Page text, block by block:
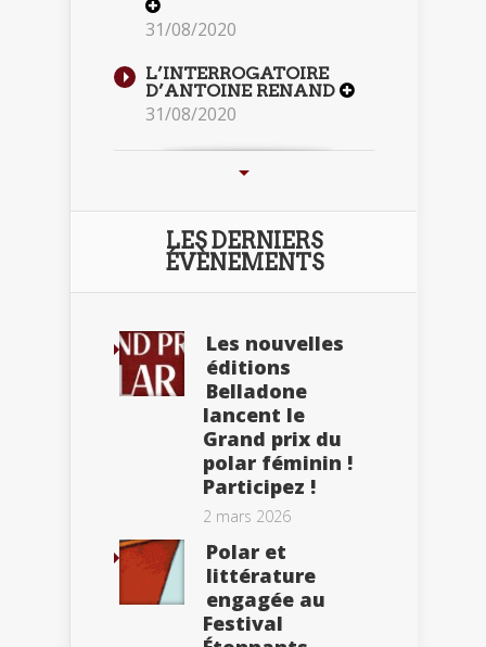
31/08/2020
L’INTERROGATOIRE
D’ANTOINE RENAND
31/08/2020
LES DERNIERS
ÉVÈNEMENTS
Les nouvelles
éditions
Belladone
lancent le
Grand prix du
polar féminin !
Participez !
2 mars 2026
Polar et
littérature
engagée au
Festival